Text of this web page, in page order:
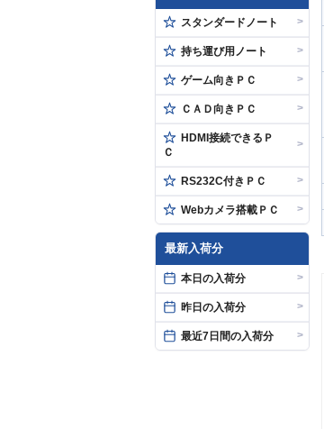
スタンダードノート >
持ち運び用ノート >
ゲーム向きＰＣ >
ＣＡＤ向きＰＣ >
HDMI接続できるＰ
Ｃ
>
RS232C付きＰＣ >
Webカメラ搭載ＰＣ >
最新入荷分
本日の入荷分 >
昨日の入荷分 >
最近7日間の入荷分 >